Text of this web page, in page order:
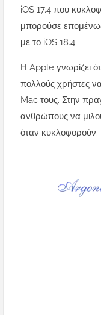
iOS 17.4 που
μπορούσε
με το iOS 18.4.
Η Apple γνωρίζει
πολλούς χρήστες
Mac τους. Στην
ανθρώπους να
όταν κυκλοφορούν.